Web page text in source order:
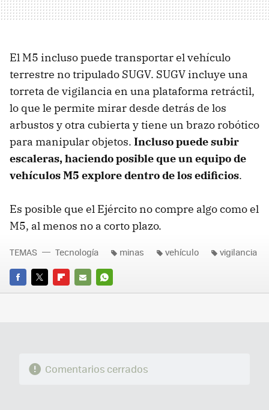
El M5 incluso puede transportar el vehículo
terrestre no tripulado SUGV. SUGV incluye una
torreta de vigilancia en una plataforma retráctil,
lo que le permite mirar desde detrás de los
arbustos y otra cubierta y tiene un brazo robótico
para manipular objetos. Incluso puede subir
escaleras, haciendo posible que un equipo de
vehículos M5 explore dentro de los edificios.
Es posible que el Ejército no compre algo como el
M5, al menos no a corto plazo.
FACEBOOK
TWITTERFLIPBOARD
E-
WHATSAPP
TEMAS Tecnología minas vehículo vigilancia
Comentarios cerrados